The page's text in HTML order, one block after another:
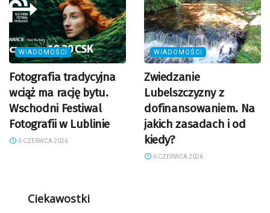
WIADOMOŚCI
Fotografia tradycyjna
wciąż ma rację bytu.
Wschodni Festiwal
Fotografii w Lublinie
6 CZERWCA 2026
WIADOMOŚCI
Zwiedzanie
Lubelszczyzny z
dofinansowaniem. Na
jakich zasadach i od
kiedy?
6 CZERWCA 2026
Ciekawostki